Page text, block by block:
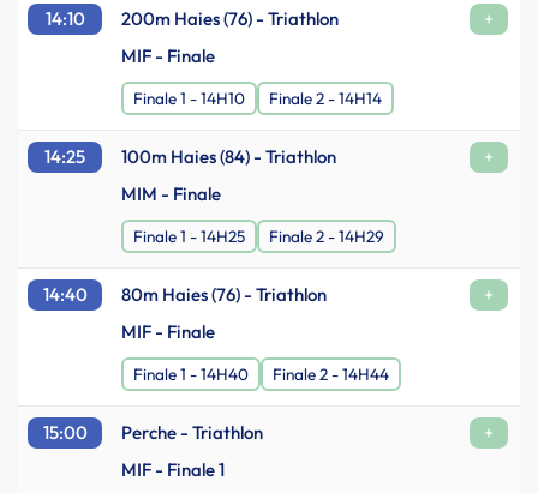
14:10 200m Haies (76) - Triathlon
+
MIF - Finale
Finale 1 - 14H10 Finale 2 - 14H14
14:25 100m Haies (84) - Triathlon
+
MIM - Finale
Finale 1 - 14H25 Finale 2 - 14H29
14:40 80m Haies (76) - Triathlon
+
MIF - Finale
Finale 1 - 14H40 Finale 2 - 14H44
15:00 Perche - Triathlon
+
MIF - Finale 1